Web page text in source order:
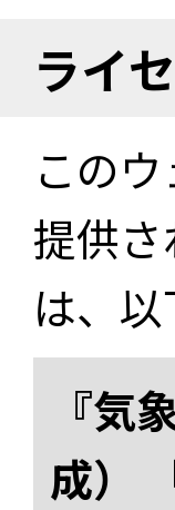
ライ
この
提供
は、
『気
成）